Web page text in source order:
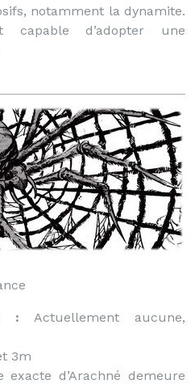
notamment la dynamite.
capable d’adopter une
: Actuellement aucune,
3m
exacte d’Arachné demeure